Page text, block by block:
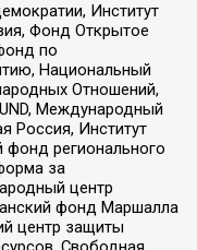
Институт
Фонд Открытое
по
Национальный
Отношений,
Международный
Россия, Институт
регионального
за
центр
фонд Маршалла
центр защиты